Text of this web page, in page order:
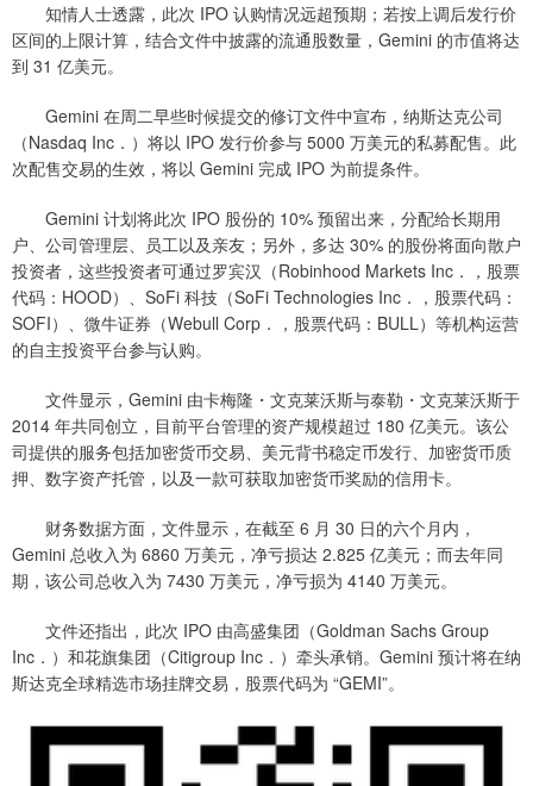
知情人士透露，此次 IPO 认购情况远超预期；若按上调后发行价
区间的上限计算，结合文件中披露的流通股数量，Gemini 的市值将达
到 31 亿美元。
Gemini 在周二早些时候提交的修订文件中宣布，纳斯达克公司
（Nasdaq Inc．）将以 IPO 发行价参与 5000 万美元的私募配售。此
次配售交易的生效，将以 Gemini 完成 IPO 为前提条件。
Gemini 计划将此次 IPO 股份的 10% 预留出来，分配给长期用
户、公司管理层、员工以及亲友；另外，多达 30% 的股份将面向散户
投资者，这些投资者可通过罗宾汉（Robinhood Markets Inc．，股票
代码：HOOD）、SoFi 科技（SoFi Technologies Inc．，股票代码：
SOFI）、微牛证券（Webull Corp．，股票代码：BULL）等机构运营
的自主投资平台参与认购。
文件显示，Gemini 由卡梅隆・文克莱沃斯与泰勒・文克莱沃斯于
2014 年共同创立，目前平台管理的资产规模超过 180 亿美元。该公
司提供的服务包括加密货币交易、美元背书稳定币发行、加密货币质
押、数字资产托管，以及一款可获取加密货币奖励的信用卡。
财务数据方面，文件显示，在截至 6 月 30 日的六个月内，
Gemini 总收入为 6860 万美元，净亏损达 2.825 亿美元；而去年同
期，该公司总收入为 7430 万美元，净亏损为 4140 万美元。
文件还指出，此次 IPO 由高盛集团（Goldman Sachs Group
Inc．）和花旗集团（Citigroup Inc．）牵头承销。Gemini 预计将在纳
斯达克全球精选市场挂牌交易，股票代码为 “GEMI”。